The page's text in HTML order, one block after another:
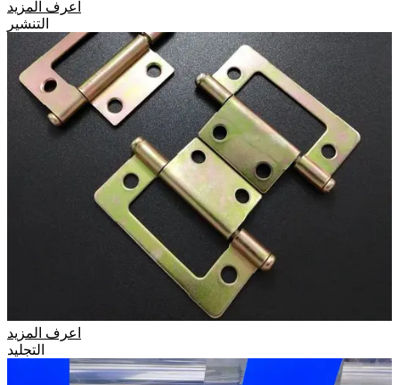
اعرف المزيد
التنشير
اعرف المزيد
التجليد